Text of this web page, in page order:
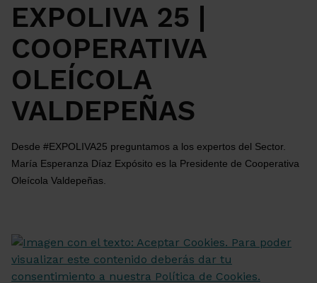
EXPOLIVA 25 |
COOPERATIVA
OLEÍCOLA
VALDEPEÑAS
Desde #EXPOLIVA25 preguntamos a los expertos del Sector.
María Esperanza Díaz Expósito es la Presidente de Cooperativa
Oleícola Valdepeñas.